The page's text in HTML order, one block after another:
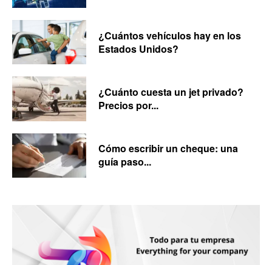
¿Cuántos vehículos hay en los
Estados Unidos?
¿Cuánto cuesta un jet privado?
Precios por...
Cómo escribir un cheque: una
guía paso...